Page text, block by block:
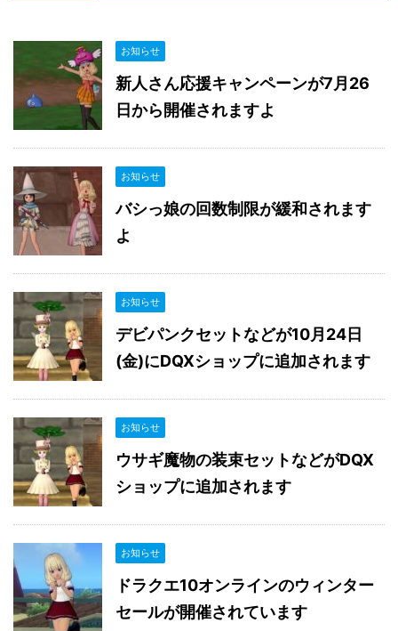
お知らせ
新人さん応援キャンペーンが7月26
日から開催されますよ
お知らせ
バシっ娘の回数制限が緩和されます
よ
お知らせ
デビパンクセットなどが10月24日
(金)にDQXショップに追加されます
お知らせ
ウサギ魔物の装束セットなどがDQX
ショップに追加されます
お知らせ
ドラクエ10オンラインのウィンター
セールが開催されています